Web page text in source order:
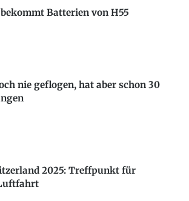
Batterien von H55
nie geflogen, hat aber schon 30
2025: Treffpunkt für